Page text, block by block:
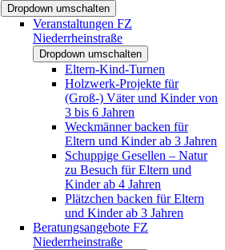
Dropdown umschalten
Veranstaltungen FZ
Niederrheinstraße
Dropdown umschalten
Eltern-Kind-Turnen
Holzwerk-Projekte für
(Groß-) Väter und Kinder von
3 bis 6 Jahren
Weckmänner backen für
Eltern und Kinder ab 3 Jahren
Schuppige Gesellen – Natur
zu Besuch für Eltern und
Kinder ab 4 Jahren
Plätzchen backen für Eltern
und Kinder ab 3 Jahren
Beratungsangebote FZ
Niederrheinstraße